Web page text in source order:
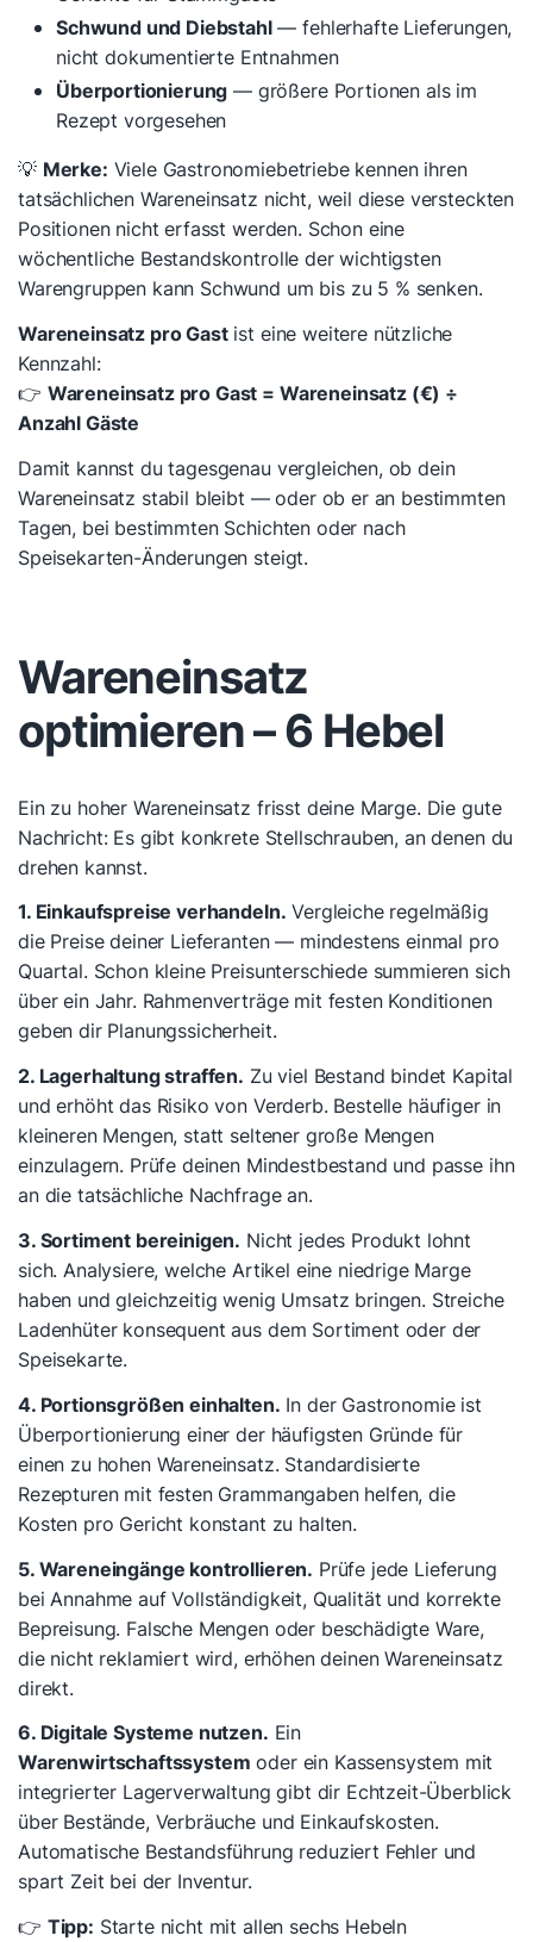
Schwund und Diebstahl— fehlerhafte Lieferungen,
nicht dokumentierte Entnahmen
Überportionierung — größere Portionen als im
Rezept vorgesehen
💡 Merke: Viele Gastronomiebetriebe kennen ihren
tatsächlichen Wareneinsatz nicht, weil diese versteckten
Positionen nicht erfasst werden. Schon eine
wöchentliche Bestandskontrolle der wichtigsten
Warengruppen kann Schwund um bis zu 5 % senken.
Wareneinsatz pro Gastist eine weitere nützliche
Kennzahl:
👉 Wareneinsatz pro Gast = Wareneinsatz (€) ÷
Anzahl Gäste
Damit kannst du tagesgenau vergleichen, ob dein
Wareneinsatz stabil bleibt — oder ob er an bestimmten
Tagen, bei bestimmten Schichten oder nach
Speisekarten-Änderungen steigt.
Wareneinsatz
optimieren – 6 Hebel
Ein zu hoher Wareneinsatz frisst deine Marge. Die gute
Nachricht: Es gibt konkrete Stellschrauben, an denen du
drehen kannst.
1. Einkaufspreise verhandeln. Vergleiche regelmäßig
die Preise deiner Lieferanten — mindestens einmal pro
Quartal. Schon kleine Preisunterschiede summieren sich
über ein Jahr. Rahmenverträge mit festen Konditionen
geben dir Planungssicherheit.
2. Lagerhaltung straffen. Zu viel Bestand bindet Kapital
und erhöht das Risiko von Verderb. Bestelle häufiger in
kleineren Mengen, statt seltener große Mengen
einzulagern. Prüfe deinen Mindestbestand und passe ihn
an die tatsächliche Nachfrage an.
3. Sortiment bereinigen. Nicht jedes Produkt lohnt
sich. Analysiere, welche Artikel eine niedrige Marge
haben und gleichzeitig wenig Umsatz bringen. Streiche
Ladenhüter konsequent aus dem Sortiment oder der
Speisekarte.
4. Portionsgrößen einhalten. In der Gastronomie ist
Überportionierung einer der häufigsten Gründe für
einen zu hohen Wareneinsatz. Standardisierte
Rezepturen mit festen Grammangaben helfen, die
Kosten pro Gericht konstant zu halten.
5. Wareneingänge kontrollieren. Prüfe jede Lieferung
bei Annahme auf Vollständigkeit, Qualität und korrekte
Bepreisung. Falsche Mengen oder beschädigte Ware,
die nicht reklamiert wird, erhöhen deinen Wareneinsatz
direkt.
6. Digitale Systeme nutzen. Ein
Warenwirtschaftssystem oder ein Kassensystem mit
integrierter Lagerverwaltung gibt dir Echtzeit-Überblick
über Bestände, Verbräuche und Einkaufskosten.
Automatische Bestandsführung reduziert Fehler und
spart Zeit bei der Inventur.
👉 Tipp: Starte nicht mit allen sechs Hebeln